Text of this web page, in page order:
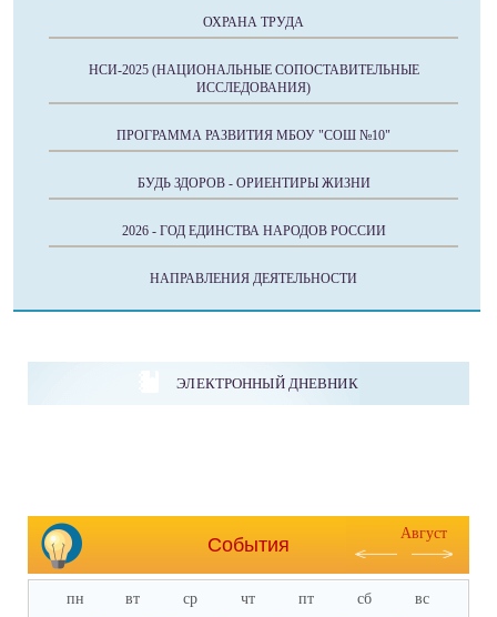
ОХРАНА ТРУДА
НСИ-2025 (НАЦИОНАЛЬНЫЕ СОПОСТАВИТЕЛЬНЫЕ
ИССЛЕДОВАНИЯ)
ПРОГРАММА РАЗВИТИЯ МБОУ "СОШ №10"
БУДЬ ЗДОРОВ - ОРИЕНТИРЫ ЖИЗНИ
2026 - ГОД ЕДИНСТВА НАРОДОВ РОССИИ
НАПРАВЛЕНИЯ ДЕЯТЕЛЬНОСТИ
ЭЛЕКТРОННЫЙ ДНЕВНИК
События
Август
пн вт ср чт пт сб вс